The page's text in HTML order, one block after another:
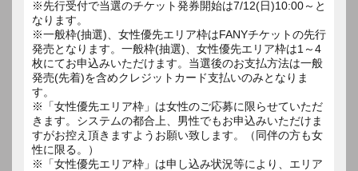
※先行受付で当選のチケット発券開始は7/12(日)10:00～と
なります。
※一般枠(抽選)、女性優先エリア枠はFANYチケットの先行
発売となります。一般枠(抽選)、女性優先エリア枠は1～4
枚にてお申込みいただけます。当選後のお支払方法は一般
発売(先着)を含めクレジットカード支払いのみとなりま
す。
※「女性優先エリア枠」は女性のご応募に限らせていただ
きます。システムの都合上、男性でもお申込みいただけま
すがお控え頂きますようお願い致します。（同伴の方も女
性に限る。）
※「女性優先エリア枠」は申し込み状況等により、エリア